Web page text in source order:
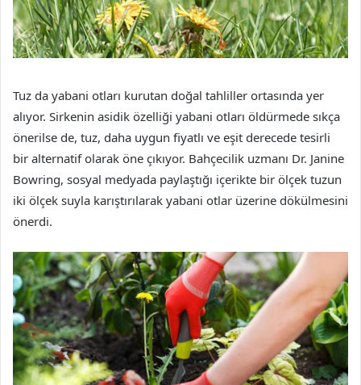
Tuz da yabani otları kurutan doğal tahliller ortasında yer
alıyor. Sirkenin asidik özelliği yabani otları öldürmede sıkça
önerilse de, tuz, daha uygun fiyatlı ve eşit derecede tesirli
bir alternatif olarak öne çıkıyor. Bahçecilik uzmanı Dr. Janine
Bowring, sosyal medyada paylaştığı içerikte bir ölçek tuzun
iki ölçek suyla karıştırılarak yabani otlar üzerine dökülmesini
önerdi.